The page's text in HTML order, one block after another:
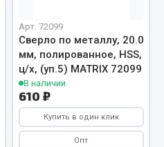
Арт. 72099
Сверло по металлу, 20.0
мм, полированное, HSS,
ц/х, (уп.5) MATRIX 72099
В наличии
610 ₽
Купить в один клик
Опт